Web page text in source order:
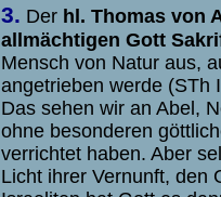
3. Der hl. Thomas von
allmächtigen Gott
Mensch von Natur aus,
angetrieben werde (STh
Das sehen wir an Abel,
ohne besonderen
verrichtet haben. Aber
Licht ihrer Vernunft, den